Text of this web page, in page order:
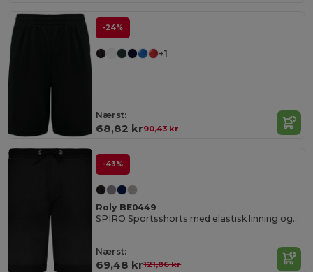
-24%
+1
Nærst:
68,82 kr90,43 kr
-43%
Roly BE0449
SPIRO Sportsshorts med elastisk linning og justerbar Roly snor.
Nærst:
69,48 kr121,86 kr